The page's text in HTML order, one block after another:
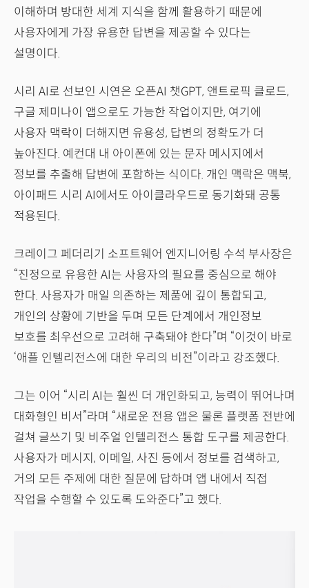
이해하며 방대한 세계 지식을 함께 활용하기 때문에
사용자에게 가장 유용한 답변을 제공할 수 있다는
설명이다.
시리 AI로 선보인 시연은 오픈AI 챗GPT, 앤트로픽 클로드,
구글 제미나이 앱으로도 가능한 작업이지만, 여기에
사용자 맥락이 더해지면 유용성, 답변의 정확도가 더
높아진다. 예컨대 내 아이폰에 있는 문자 메시지에서
정보를 추출해 답변에 포함하는 식이다. 개인 맥락은 맥북,
아이패드 시리 AI에서도 아이클라우드로 동기화돼 공통
적용된다.
크레이그 페더리기 소프트웨어 엔지니어링 수석 부사장은
“진정으로 유용한 AI는 사용자의 필요를 중심으로 해야
한다. 사용자가 매일 의존하는 제품에 깊이 통합되고,
개인의 상황에 기반을 두며 모든 단계에서 개인정보
보호를 최우선으로 고려해 구축돼야 한다”며 “이것이 바로
‘애플 인텔리전스에 대한 우리의 비전”이라고 강조했다.
그는 이어 “시리 AI는 훨씬 더 개인화되고, 능력이 뛰어나며
대화형인 비서”라며 “새로운 전용 앱은 물론 플랫폼 전반에
걸쳐 글쓰기 및 비주얼 인텔리전스 통합 도구를 제공한다.
사용자가 메시지, 이메일, 사진 등에서 정보를 검색하고,
거의 모든 주제에 대한 질문에 답하며 앱 내에서 직접
작업을 수행할 수 있도록 도와준다”고 했다.